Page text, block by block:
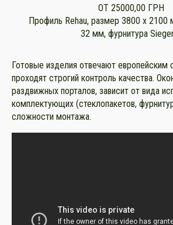
ОТ 25000,00 ГРН
Профиль Rehau, размер 3800 x 2100
32 мм, фурнитура
Готовые изделия отвечают европейским
проходят строгий контроль качества.
раздвижных порталов, зависит от вида
комплектующих (стеклопакетов,
сложности монтажа.